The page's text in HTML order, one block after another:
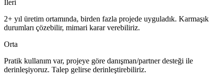
İleri
2+ yıl üretim ortamında, birden fazla projede uyguladık. Karmaşık
durumları çözebilir, mimari karar verebiliriz.
Orta
Pratik kullanım var, projeye göre danışman/partner desteği ile
derinleşiyoruz. Talep gelirse derinleştirebiliriz.